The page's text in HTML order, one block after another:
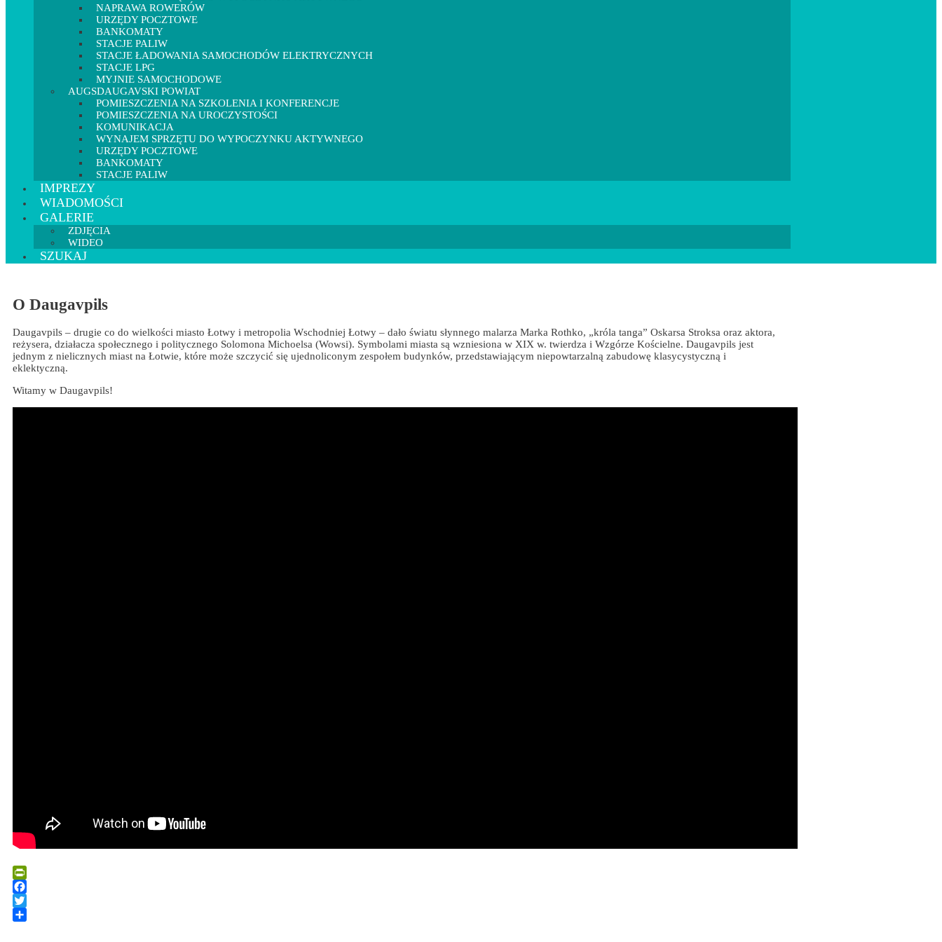
NAPRAWA ROWERÓW
URZĘDY POCZTOWE
BANKOMATY
STACJE PALIW
STACJE ŁADOWANIA SAMOCHODÓW ELEKTRYCZNYCH
STACJE LPG
MYJNIE SAMOCHODOWE
AUGSDAUGAVSKI POWIAT
POMIESZCZENIA NA SZKOLENIA I KONFERENCJE
POMIESZCZENIA NA UROCZYSTOŚCI
KOMUNIKACJA
WYNAJEM SPRZĘTU DO WYPOCZYNKU AKTYWNEGO
URZĘDY POCZTOWE
BANKOMATY
STACJE PALIW
IMPREZY
WIADOMOŚCI
GALERIE
ZDJĘCIA
WIDEO
SZUKAJ
O Daugavpils
Daugavpils – drugie co do wielkości miasto Łotwy i metropolia Wschodniej Łotwy – dało światu słynnego malarza Marka Rothko, „króla tanga” Oskarsa Stroksa oraz aktora,
reżysera, działacza społecznego i politycznego Solomona Michoelsa (Wowsi). Symbolami miasta są wzniesiona w XIX w. twierdza i Wzgórze Kościelne. Daugavpils jest
jednym z nielicznych miast na Łotwie, które może szczycić się ujednoliconym zespołem budynków, przedstawiającym niepowtarzalną zabudowę klasycystyczną i
eklektyczną.
Witamy w Daugavpils!
PrintFriendly
Facebook
Twitter